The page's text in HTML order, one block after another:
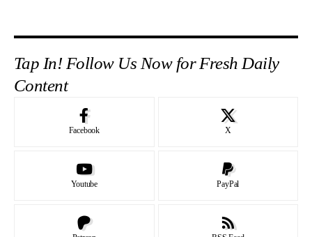
Tap In! Follow Us Now for Fresh Daily
Content
Facebook X
Youtube PayPal